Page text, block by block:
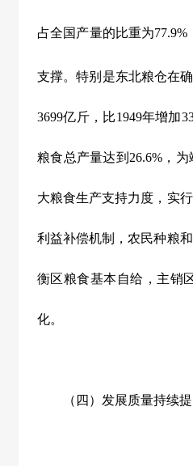
占全国产量的比重为77.9%
支撑。特别是东北粮仓在
3699亿斤，比1949年增加
粮食总产量达到 26.6%，为
大粮食生产支持力度，实
利益补偿机制，农民种粮
衡区粮食基本自给，主销
化。
（四）发展质量持续提